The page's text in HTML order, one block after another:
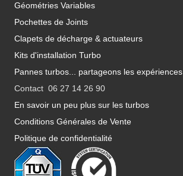
Géométries Variables
Pochettes de Joints
Clapets de décharge & actuateurs
Kits d'installation Turbo
Pannes turbos... partageons les expériences
Contact 06 27 14 26 90
En savoir un peu plus sur les turbos
Conditions Générales de Vente
Politique de confidentialité